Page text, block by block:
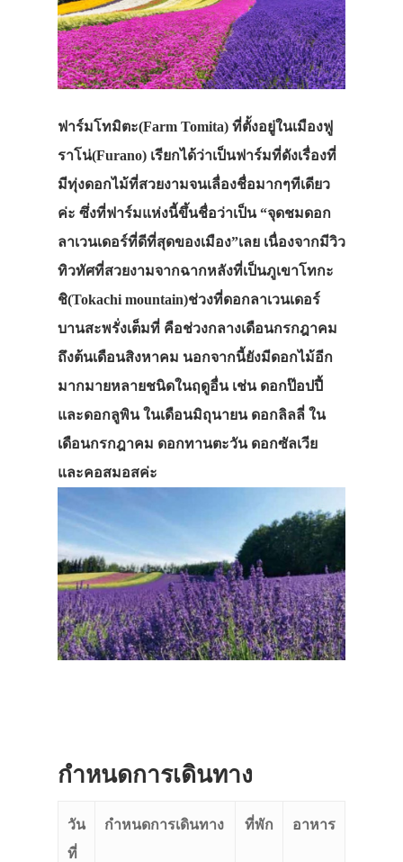
ฟาร์มโทมิตะ(Farm Tomita) ที่ตั้งอยู่ในเมืองฟู
ราโน่(Furano) เรียกได้ว่าเป็นฟาร์มที่ดังเรื่องที่
มีทุ่งดอกไม้ที่สวยงามจนเลื่องชื่อมากๆทีเดียว
ค่ะ ซึ่งที่ฟาร์มแห่งนี้ขึ้นชื่อว่าเป็น “จุดชมดอก
ลาเวนเดอร์ที่ดีที่สุดของเมือง”เลย เนื่องจากมีวิว
ทิวทัศที่สวยงามจากฉากหลังที่เป็นภูเขาโทกะ
ชิ(Tokachi mountain)ช่วงที่ดอกลาเวนเดอร์
บานสะพรั่งเต็มที่ คือช่วงกลางเดือนกรกฎาคม
ถึงต้นเดือนสิงหาคม นอกจากนี้ยังมีดอกไม้อีก
มากมายหลายชนิดในฤดูอื่น เช่น ดอกป๊อปปี้
และดอกลูพิน ในเดือนมิถุนายน ดอกลิลลี่ ใน
เดือนกรกฎาคม ดอกทานตะวัน ดอกซัลเวีย
และคอสมอสค่ะ
กำหนดการเดินทาง
วัน
ที่
กำหนดการเดินทาง ที่พัก อาหาร
ประเทศญี่ปุ่น
รถบัส
เดินทาง